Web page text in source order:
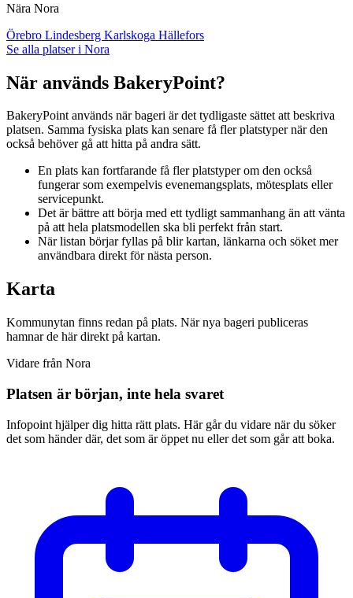
Nära Nora
Örebro Lindesberg Karlskoga Hällefors
Se alla platser i Nora
När används BakeryPoint?
BakeryPoint används när bageri är det tydligaste sättet att beskriva
platsen. Samma fysiska plats kan senare få fler platstyper när den
också behöver gå att hitta på andra sätt.
En plats kan fortfarande få fler platstyper om den också
fungerar som exempelvis evenemangsplats, mötesplats eller
servicepunkt.
Det är bättre att börja med ett tydligt sammanhang än att vänta
på att hela platsmodellen ska bli perfekt från start.
När listan börjar fyllas på blir kartan, länkarna och söket mer
användbara direkt för nästa person.
Karta
Kommunytan finns redan på plats. När nya bageri publiceras
hamnar de här direkt på kartan.
Vidare från Nora
Platsen är början, inte hela svaret
Infopoint hjälper dig hitta rätt plats. Här går du vidare när du söker
det som händer där, det som är öppet nu eller det som går att boka.